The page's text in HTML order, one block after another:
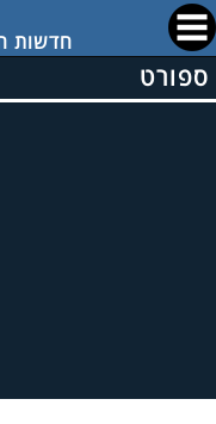
חדשות
ספורט